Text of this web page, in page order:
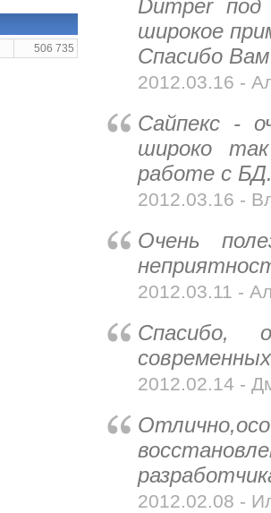
Dumper
широкое
Спасибо
2012.03.16 -
Сайпекс -
широко
работе с
2012.03.16 -
Очень
2012.03.11 -
Спасибо,
2012.02.14 -
2012.02.08 -
506 735